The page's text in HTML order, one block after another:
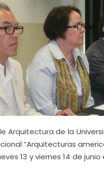
Arquitectura de la
“Arquitecturas
13 y viernes 14 de